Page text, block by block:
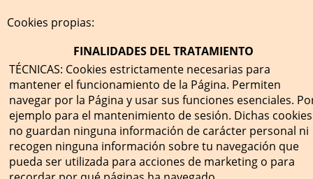
Cookies propias:
FINALIDADES DEL TRATAMIENTO
TÉCNICAS: Cookies estrictamente necesarias para
mantener el funcionamiento de la Página. Permiten
navegar por la Página y usar sus funciones esenciales.
ejemplo para el mantenimiento de sesión. Dichas cookies
no guardan ninguna información de carácter personal ni
recogen ninguna información sobre tu navegación que
pueda ser utilizada para acciones de marketing o para